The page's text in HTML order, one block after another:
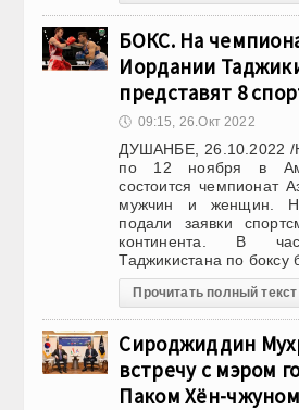
БОКС. На
Иордании
представят 8
🕔 09:15, 26.Окт 2022
ДУШАНБЕ, 26.10.2022 /
по 12 ноября в
состоится чемпионат
мужчин и женщин.
подали заявки
континента. В
Таджикистана по боксу
Прочитать полный текст
Сироджиддин
встречу с мэром
Паком Хён-чжуном